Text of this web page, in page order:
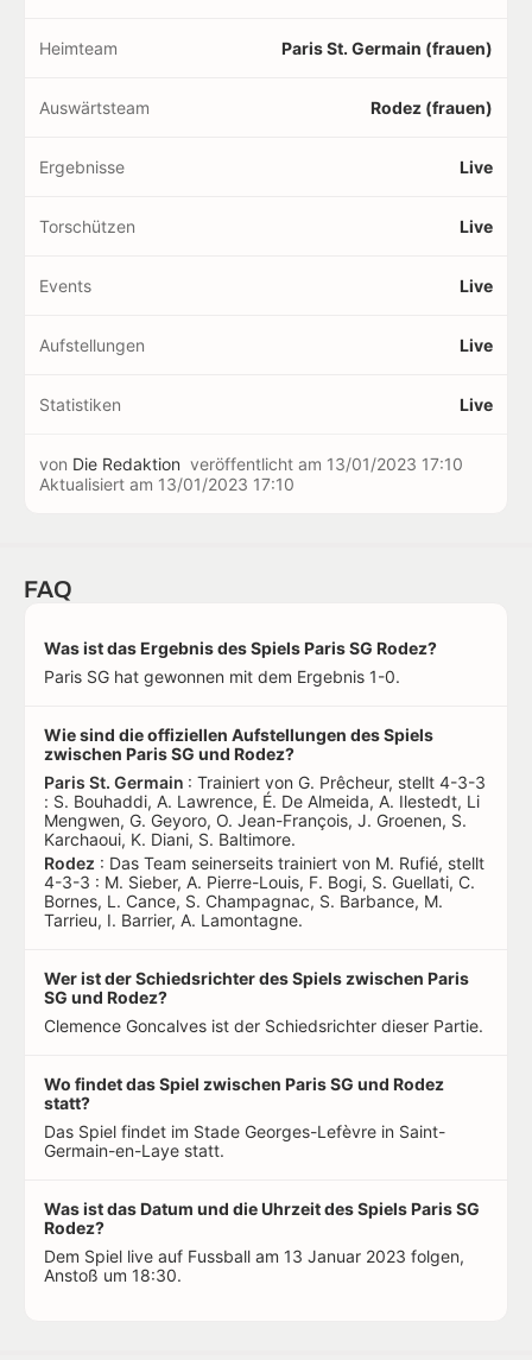
Heimteam Paris St. Germain (frauen)
Auswärtsteam Rodez (frauen)
Ergebnisse Live
Torschützen Live
Events Live
Aufstellungen Live
Statistiken Live
von Die Redaktion veröffentlicht am 13/01/2023 17:10
Aktualisiert am 13/01/2023 17:10
FAQ
Was ist das Ergebnis des Spiels Paris SG Rodez?
Paris SG hat gewonnen mit dem Ergebnis 1-0.
Wie sind die offiziellen Aufstellungen des Spiels
zwischen Paris SG und Rodez?
Paris St. Germain : Trainiert von G. Prêcheur, stellt 4-3-3
: S. Bouhaddi, A. Lawrence, É. De Almeida, A. Ilestedt, Li
Mengwen, G. Geyoro, O. Jean-François, J. Groenen, S.
Karchaoui, K. Diani, S. Baltimore.
Rodez : Das Team seinerseits trainiert von M. Rufié, stellt
4-3-3 : M. Sieber, A. Pierre-Louis, F. Bogi, S. Guellati, C.
Bornes, L. Cance, S. Champagnac, S. Barbance, M.
Tarrieu, I. Barrier, A. Lamontagne.
Wer ist der Schiedsrichter des Spiels zwischen Paris
SG und Rodez?
Clemence Goncalves ist der Schiedsrichter dieser Partie.
Wo findet das Spiel zwischen Paris SG und Rodez
statt?
Das Spiel findet im Stade Georges-Lefèvre in Saint-
Germain-en-Laye statt.
Was ist das Datum und die Uhrzeit des Spiels Paris SG
Rodez?
Dem Spiel live auf Fussball am 13 Januar 2023 folgen,
Anstoß um 18:30.